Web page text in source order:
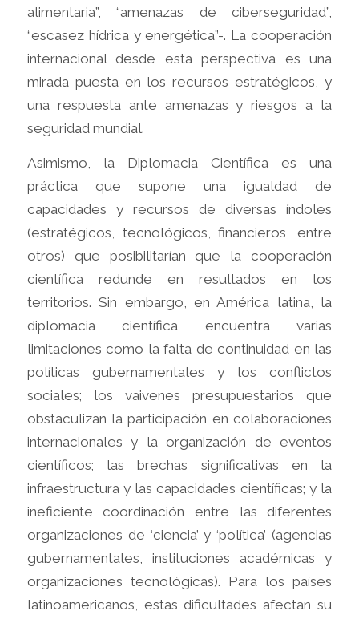
alimentaria”, “amenazas de ciberseguridad”,
“escasez hídrica y energética”-. La cooperación
internacional desde esta perspectiva es una
mirada puesta en los recursos estratégicos, y
una respuesta ante amenazas y riesgos a la
seguridad mundial.
Asimismo, la Diplomacia Científica es una
práctica que supone una igualdad de
capacidades y recursos de diversas índoles
(estratégicos, tecnológicos, financieros, entre
otros) que posibilitarían que la cooperación
científica redunde en resultados en los
territorios. Sin embargo, en América latina, la
diplomacia científica encuentra varias
limitaciones como la falta de continuidad en las
políticas gubernamentales y los conflictos
sociales; los vaivenes presupuestarios que
obstaculizan la participación en colaboraciones
internacionales y la organización de eventos
científicos; las brechas significativas en la
infraestructura y las capacidades científicas; y la
ineficiente coordinación entre las diferentes
organizaciones de ‘ciencia’ y ‘política’ (agencias
gubernamentales, instituciones académicas y
organizaciones tecnológicas). Para los países
latinoamericanos, estas dificultades afectan su